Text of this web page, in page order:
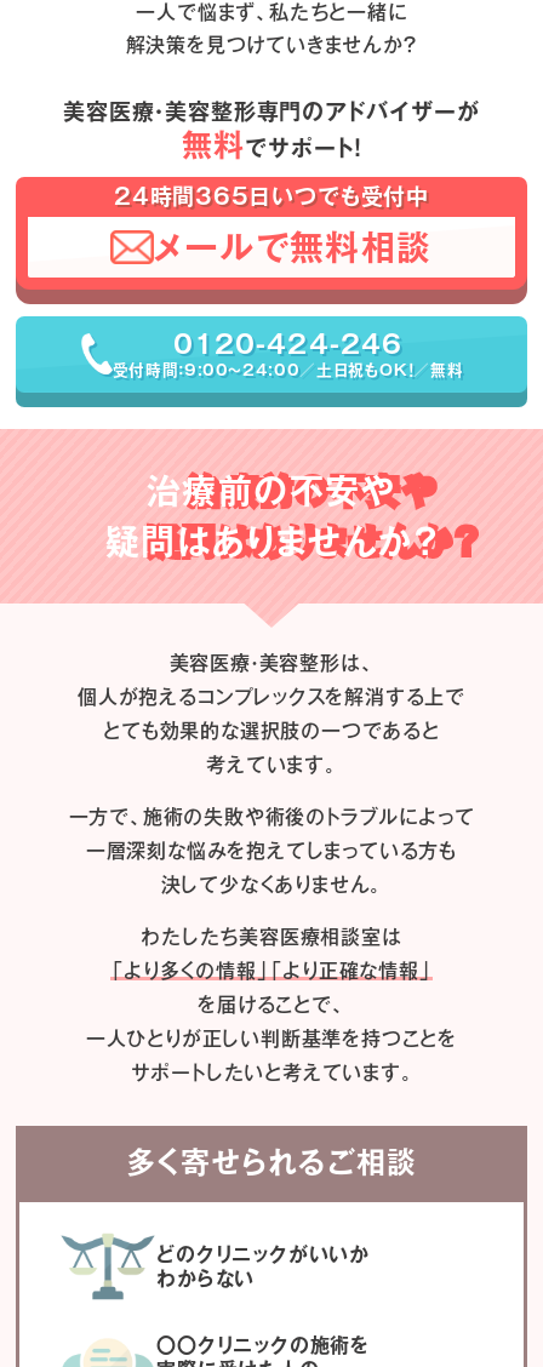
一人で悩まず、私たちと一緒に
解決策を見つけていきませんか？
美容医療・美容整形専門のアドバイザーが
無料でサポート！
24時間365日いつでも受付中
メールで無料相談
0120-424-246
受付時間：9:00〜24:00／土日祝もOK！／無料
治療前の不安や
疑問はありませんか？
美容医療・美容整形は、
個人が抱えるコンプレックスを解消する上で
とても効果的な選択肢の一つであると
考えています。
一方で、施術の失敗や術後のトラブルによって
一層深刻な悩みを抱えてしまっている方も
決して少なくありません。
わたしたち美容医療相談室は
「より多くの情報」「より正確な情報」
を届けることで、
一人ひとりが正しい判断基準を持つことを
サポートしたいと考えています。
多く寄せられるご相談
どのクリニックがいいか
わからない
〇〇クリニックの施術を